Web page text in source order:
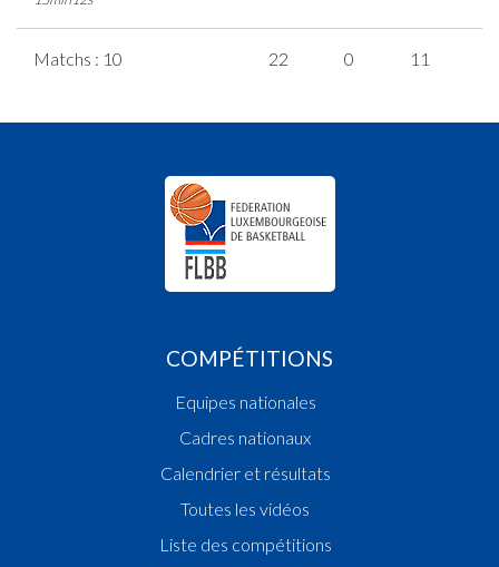
Matchs : 10 22 0 11
COMPÉTITIONS
Equipes nationales
Cadres nationaux
Calendrier et résultats
Toutes les vidéos
Liste des compétitions